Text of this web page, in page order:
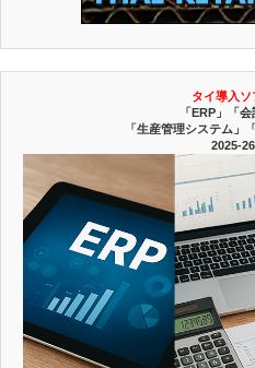
タイ導入ソ
「ERP」「会
「生産管理システム」
2025-